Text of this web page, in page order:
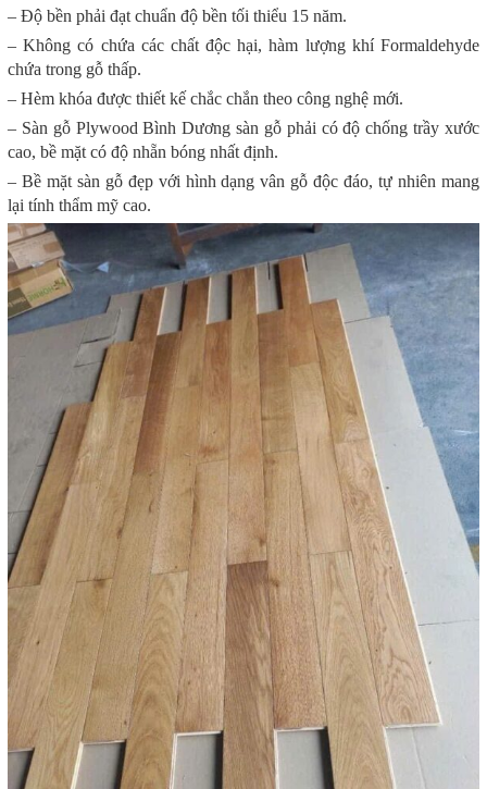
– Độ bền phải đạt chuẩn độ bền tối thiểu 15 năm.
– Không có chứa các chất độc hại, hàm lượng khí Formaldehyde
chứa trong gỗ thấp.
– Hèm khóa được thiết kế chắc chắn theo công nghệ mới.
– Sàn gỗ Plywood Bình Dương sàn gỗ phải có độ chống trầy xước
cao, bề mặt có độ nhẵn bóng nhất định.
– Bề mặt sàn gỗ đẹp với hình dạng vân gỗ độc đáo, tự nhiên mang
lại tính thẩm mỹ cao.